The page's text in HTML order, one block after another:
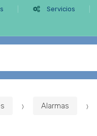
Servicios
Alarmas